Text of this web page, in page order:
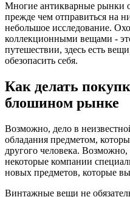
Многие антикварные рынки
прежде чем отправиться на
небольшое исследование.
коллекционными вещами -
путешествии, здесь есть
обезопасить себя.
Как делать
блошином рынке
Возможно, дело в
обладания предметом,
другого человека. Возможно,
некоторые компании
новых предметов, которые
Винтажные вещи не